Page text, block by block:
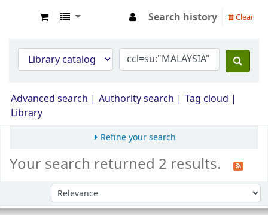
Search history Clear
Advanced search Authority search
Tag cloud
Library
Refine your search
Your search returned 2 results.
Sort by: